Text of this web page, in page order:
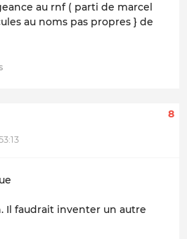
au rnf ( parti de marcel
au noms pas propres } de
8
Il faudrait inventer un autre